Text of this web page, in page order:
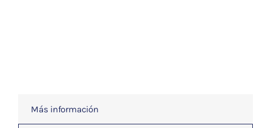
Más información